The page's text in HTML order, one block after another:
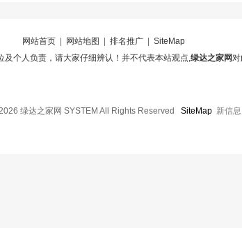
网站首页 网站地图 排名推广
SiteMap
个人负责，请大家仔细辨认！并不代表本站观点,绿达之家网
绿达之家网 SYSTEM All Rights Reserved SiteMap 新信息